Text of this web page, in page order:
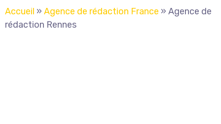
Accueil » Agence de rédaction France » Agence de
rédaction Rennes